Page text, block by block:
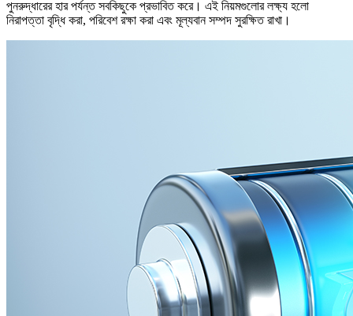
পুনরুদ্ধারের হার পর্যন্ত সবকিছুকে প্রভাবিত করে। এই নিয়মগুলোর লক্ষ্য হলো
নিরাপত্তা বৃদ্ধি করা, পরিবেশ রক্ষা করা এবং মূল্যবান সম্পদ সুরক্ষিত রাখা।